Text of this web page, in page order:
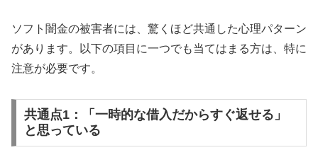
ソフト闇金の被害者には、驚くほど共通した心理パターン
があります。以下の項目に一つでも当てはまる方は、特に
注意が必要です。
共通点1：「一時的な借入だからすぐ返せる」
と思っている